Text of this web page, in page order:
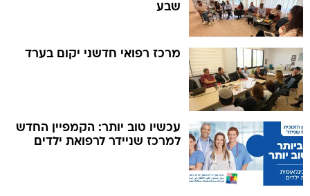
שבע
מרכז רפואי חדשני יקום בערד
עכשיו טוב יותר: הקמפיין החדש
למרכז שניידר לרפואת ילדים